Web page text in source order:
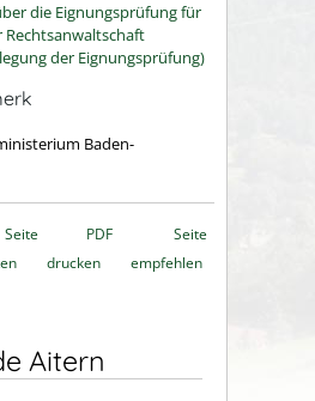
die Eignungsprüfung für
Rechtsanwaltschaft
der Eignungsprüfung)
Baden-
Seite
PDF
drucken
Seite
empfehlen
Aitern